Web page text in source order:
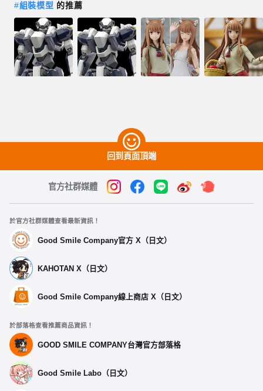
#組裝模型 的推薦
回到頁面頂端
官方社群媒體
於官方社群媒體查看最新資訊！
Good Smile Company官方 X（日文）
KAHOTAN X（日文）
Good Smile Company線上商店 X（日文）
於部落格查看推薦商品資訊！
GOOD SMILE COMPANY台灣官方部落格
Good Smile Labo（日文）